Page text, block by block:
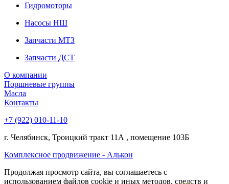
Гидромоторы
Насосы НШ
Запчасти МТЗ
Запчасти ДСТ
О компании
Поршневые группы
Масла
Контакты
+7 (922) 010-11-10
г. Челябинск, Троицкий тракт 11А , помещение 103Б
Комплексное продвижение - Алькон
Продолжая просмотр сайта, вы соглашаетесь с
использованием файлов cookie и иных методов, средств и